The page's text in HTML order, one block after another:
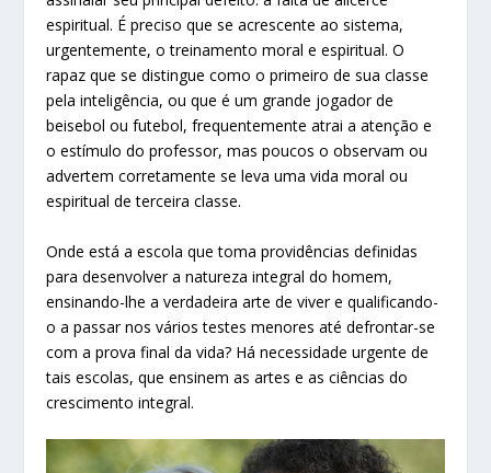
espiritual. É preciso que se acrescente ao sistema,
urgentemente, o treinamento moral e espiritual. O
rapaz que se distingue como o primeiro de sua classe
pela inteligência, ou que é um grande jogador de
beisebol ou futebol, frequentemente atrai a atenção e
o estímulo do professor, mas poucos o observam ou
advertem corretamente se leva uma vida moral ou
espiritual de terceira classe.
Onde está a escola que toma providências definidas
para desenvolver a natureza integral do homem,
ensinando-lhe a verdadeira arte de viver e qualificando-
o a passar nos vários testes menores até defrontar-se
com a prova final da vida? Há necessidade urgente de
tais escolas, que ensinem as artes e as ciências do
crescimento integral.